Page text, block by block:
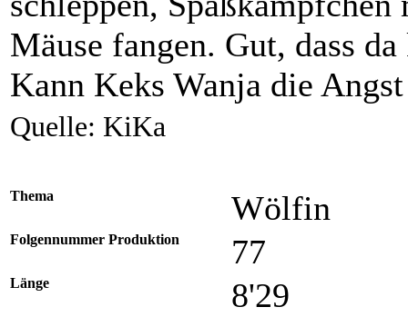
Mäuse fangen. Gut, dass
Kann Keks Wanja die
Quelle: KiKa
Thema Wölfin
Folgennummer Produktion 77
Länge 8'29